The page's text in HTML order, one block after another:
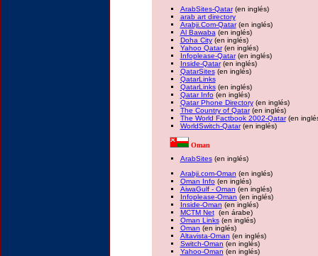
ArabSites-Qatar(en inglés)
arab art directory
Arabji.Com-Qatar(en inglés)
Al Bawaba (en inglés)
Doha City(en inglés)
Yahoo Qatar(en inglés)
Infoplease-Qatar(en inglés)
Inside-Qatar(en inglés)
QatarSites(en inglés)
QatarLinks
QatarLinks(en inglés)
Qatar Info(en inglés)
Qatar Phone Directory(en inglés)
The Country of Qatar(en inglés)
The World Factbook 2002-Qatar(en
WorldSwitch-Qatar(en inglés)
Oman
ArabSites(en inglés)
Arabji.com-Oman (en inglés)
Oman Info(en inglés)
AiwaGulf - Oman (en inglés)
Infoplease-Oman (en inglés)
Inside-Oman (en inglés)
MCTM Net(en árabe)
Oman Links(en inglés)
Oman (en inglés)
Altavista-Oman (en inglés)
Switch-Oman (en inglés)
Yahoo-Oman (en inglés)